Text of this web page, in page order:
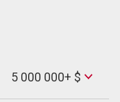
Max
Price
5 000 000+ $